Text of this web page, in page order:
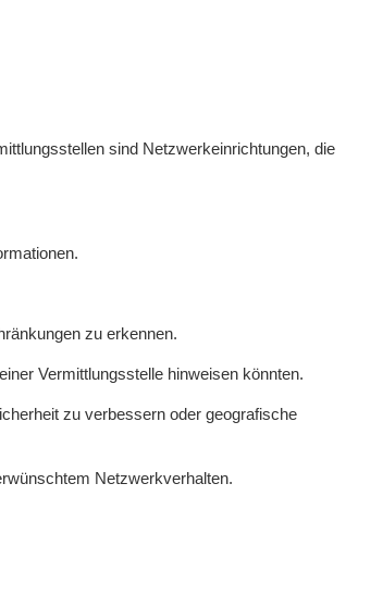
sind Netzwerkeinrichtungen, die
zu erkennen.
Vermittlungsstelle hinweisen könnten.
zu verbessern oder geografische
Netzwerkverhalten.